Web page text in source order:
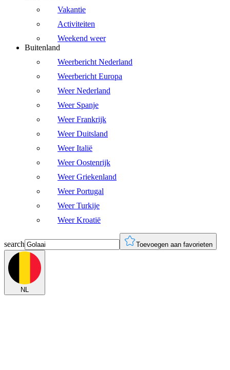
Vakantie
Activiteiten
Weekend weer
Buitenland
Weerbericht Nederland
Weerbericht Europa
Weer Nederland
Weer Spanje
Weer Frankrijk
Weer Duitsland
Weer Italië
Weer Oostenrijk
Weer Griekenland
Weer Portugal
Weer Turkije
Weer Kroatië
search Toevoegen aan favorieten
NL